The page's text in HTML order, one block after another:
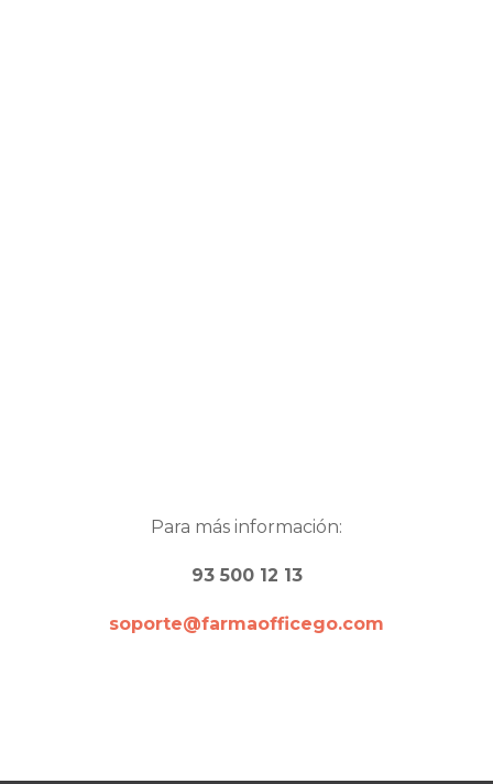
Para más información:
93 500 12 13
soporte@farmaofficego.com